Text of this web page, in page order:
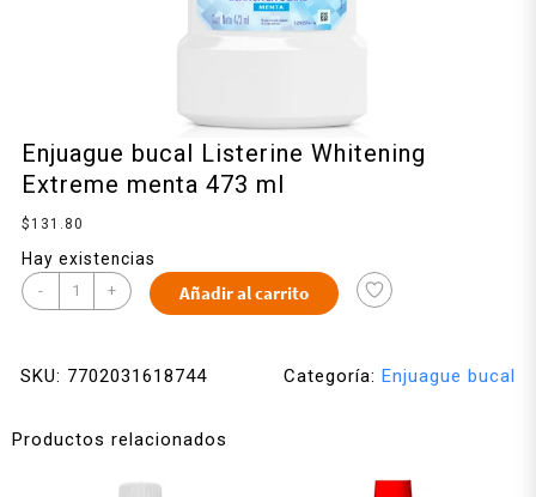
Enjuague bucal Listerine Whitening
Extreme menta 473 ml
$ 131.80
Hay existencias
- + Añadir al carrito
SKU: 7702031618744 Categoría: Enjuague bucal
Productos relacionados